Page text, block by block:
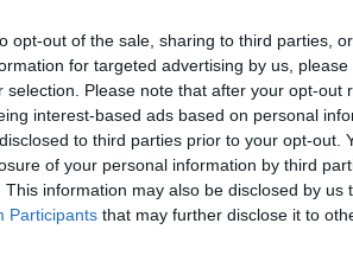
opt-out of the sale, sharing to third parties,
for targeted advertising by us,
selection. Please note that after your opt-out
interest-based ads based on personal
to third parties prior to your opt-out.
of your personal information by third
This information may also be disclosed by us
Participants that may further disclose it to
Σωμάτων Ασφαλείας έχει
ευθυνών των αστυνομικών